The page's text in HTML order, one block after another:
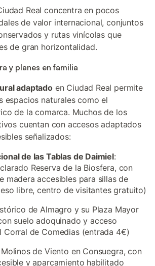
Real concentra en pocos
de valor internacional, conjuntos
y rutas vinícolas que
de gran horizontalidad.
y planes en familia
adaptadoen Ciudad Real permite
espacios naturales como el
de la comarca. Muchos de los
cuentan con accesos adaptados
señalizados:
de las Tablas de Daimiel:
Reserva de la Biosfera, con
madera accesibles para sillas de
libre, centro de visitantes gratuito)
de Almagro y su Plaza Mayor
suelo adoquinado y acceso
Corral de Comedias (entrada 4€)
de Viento en Consuegra, con
y aparcamiento habilitado